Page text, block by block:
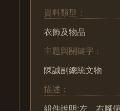
資料類型：
衣飾及物品
主題與關鍵字：
陳誠副總統文物
描述：
組件說明:左、右腳